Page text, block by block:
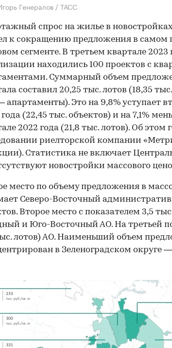
Генералов / ТАСС
спрос на жилье в
к сокращению предложения в самом
сегменте. В третьем квартале 2023
находились 100 проектов с
Суммарный объем
составил 20,25 тыс. лотов (18,35
апартаменты). Это на 9,8% уступает
года (22,45 тыс. объектов) и на 7,1%
2022 года (21,8 тыс. лотов). Об этом
риелторской компании
Статистика не включает
новостройки массового
место по объему предложения в
Северо-Восточный
Второе место с показателем 3,5
и Юго-Восточный АО. На
лотов) АО. Наименьший объем
в Зеленоградском округе